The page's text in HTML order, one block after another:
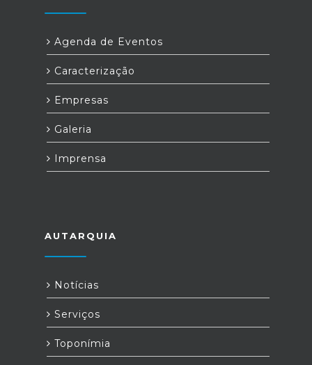
Agenda de Eventos
Caracterização
Empresas
Galeria
Imprensa
AUTARQUIA
Notícias
Serviços
Toponímia